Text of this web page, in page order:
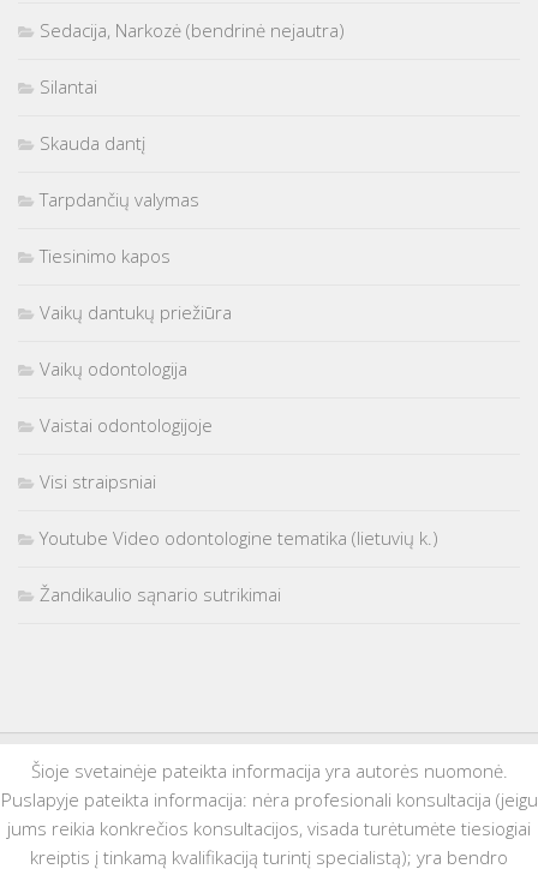
Sedacija, Narkozė (bendrinė nejautra)
Silantai
Skauda dantį
Tarpdančių valymas
Tiesinimo kapos
Vaikų dantukų priežiūra
Vaikų odontologija
Vaistai odontologijoje
Visi straipsniai
Youtube Video odontologine tematika (lietuvių k.)
Žandikaulio sąnario sutrikimai
Šioje svetainėje pateikta informacija yra autorės nuomonė.
Puslapyje pateikta informacija: nėra profesionali konsultacija (jeigu
jums reikia konkrečios konsultacijos, visada turėtumėte tiesiogiai
kreiptis į tinkamą kvalifikaciją turintį specialistą); yra bendro